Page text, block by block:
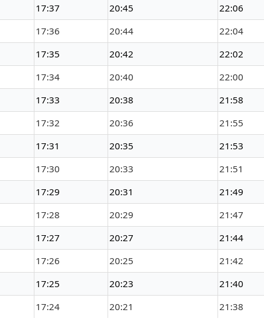
17:37 20:45
22:06
17:36 20:44
22:04
17:35 20:42
22:02
17:34 20:40
22:00
17:33 20:38
21:58
17:32 20:36
21:55
17:31 20:35
21:53
17:30 20:33
21:51
17:29 20:31
21:49
17:28 20:29
21:47
17:27 20:27
21:44
17:26 20:25
21:42
17:25 20:23
21:40
17:24 20:21 21:38